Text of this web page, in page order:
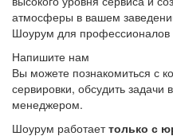
атмосферы в вашем
Шоурум для профессионалов
Напишите нам
Вы можете познакомиться с
сервировки, обсудить
менеджером.
Шоурум работаеттолько с